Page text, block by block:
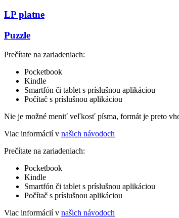
LP platne
Puzzle
Prečítate na zariadeniach:
Pocketbook
Kindle
Smartfón či tablet s príslušnou aplikáciou
Počítač s príslušnou aplikáciou
Nie je možné meniť veľkosť písma, formát je preto
Viac informácií v našich návodoch
Prečítate na zariadeniach:
Pocketbook
Kindle
Smartfón či tablet s príslušnou aplikáciou
Počítač s príslušnou aplikáciou
Viac informácií v našich návodoch